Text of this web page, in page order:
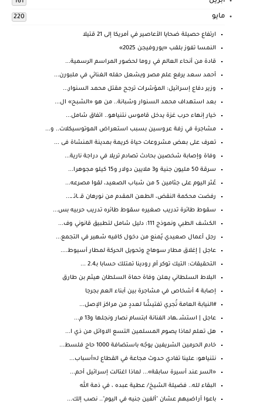
161
مايو 220
ارتفاع حصيلة ضحايا الأعاصير في أمريكا إلى 21 قتيلا
النمسا تفوز بلقب «يوروفيجن 2025»
قادة من أنحاء العالم في روما لحضور المراسم الرسمية...
أحمد سعد يرفع علم مصر ويشعل حفله الغنائي في ملبورن...
وزير دفاع إسرائيل: المؤشرات ترجح مقتل محمد السنوار...
بعد استهداف محمد السنوار وشبانة.. من هو «الشبح» ال...
خيار إنهاء حرب غزة يدخل قاموس نتنياهو.. اتفاق شامل...
مشاجرة في زفة عروسين بسبب استعراض الموتوسيكلات.. و...
تعرف على بعض مشروعات حياة كريمة بمدينة المنشاة فى ...
وفاة وإصابة شخصين بحادث تصادم تريلا في دراجة نارية...
سرقة 50 مليون جنية و3 ملايين دولار و15 كيلو مجوهرا...
عُثر اليوم على جثامين 5 من شباب الصعيد، لقوا مصرعه...
رفضت محكمة النقض، الطعن المقدم من نورهان قـ ـاتـ ـ...
سقوط طائرة تدريب صغيره سقوط طائره تدريب حربيه بس...
الكشف الطبي ونموذج 111: دليل شامل لتطبيق قانوني وف...
رجل أعمال صعيدي يُمنع من دخول كافيه شهير في التجمع...
عاجل | إغلاق مطار سوهاج وتحويل الحركة لمطار أسيوط....
التحقيقات: التيك توكر أم رودينا تمتلك حسابا بـ2.4 ...
البلاط السلطاني يعلن وفاة حماة السلطان هيثم بن طارق
إصابة 4 أشخاص في مشاجرة بين أبناء العم بجرجا
#النيابة العامة تُجري تفتيشًا لعددٍ من مراكز الإصل...
عاجل | استشـ ـهاد الفنانة ابتسام نصار ونجلها و13 م...
هل تعلم لماذا يصوم المسلمين التسع الاوائل من ذي ا...
خادم الحرمين الشريفين يوجّه باستضافة 1000 حاج فلسط...
نتنياهو: علينا تفادي حدوث مجاعة في القطاع لـ«أسباب...
«السر عند أسيرة سابقة»... لماذا اغتالت إسرائيل أحم...
البقاء لله.. فضيلة الشيخ/ عطية عبده ، في ذمة الله
باعوا أراضيهم عشان "ألفين جنيه في اليوم".. نصب إلك...